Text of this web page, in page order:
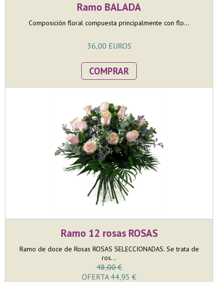
Ramo BALADA
Composición floral compuesta principalmente con flo...
36,00 EUROS
COMPRAR
Ramo 12 rosas ROSAS
Ramo de doce de Rosas ROSAS SELECCIONADAS. Se trata de
ros...
48,00 €
OFERTA 44,95 €